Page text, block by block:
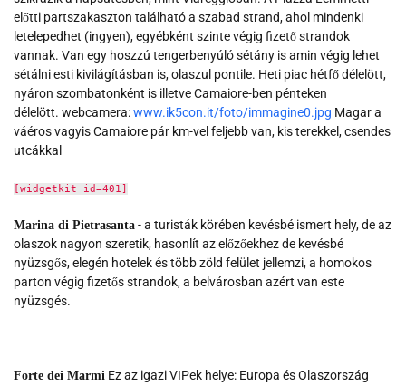
előtti partszakaszton található a szabad strand, ahol mindenki
letelepedhet (ingyen), egyébként szinte végig fizető strandok
vannak. Van egy hoszzú tengerbenyúló sétány is amin végig lehet
sétálni esti kivilágításban is, olaszul pontile. Heti piac hétfő délelött,
nyáron szombatonként is illetve Camaiore-ben pénteken
délelött. webcamera:www.ik5con.it/foto/immagine0.jpg Magar a
váéros vagyis Camaiore pár km-vel feljebb van, kis terekkel, csendes
utcákkal
[widgetkit id=401]
Marina di Pietrasanta - a turisták körében kevésbé ismert hely, de az
olaszok nagyon szeretik, hasonlít az előzőekhez de kevésbé
nyüzsgős, elegén hotelek és több zöld felület jellemzi, a homokos
parton végig fizetős strandok, a belvárosban azért van este
nyüzsgés.
Forte dei Marmi Ez az igazi VIPek helye: Europa és Olaszország